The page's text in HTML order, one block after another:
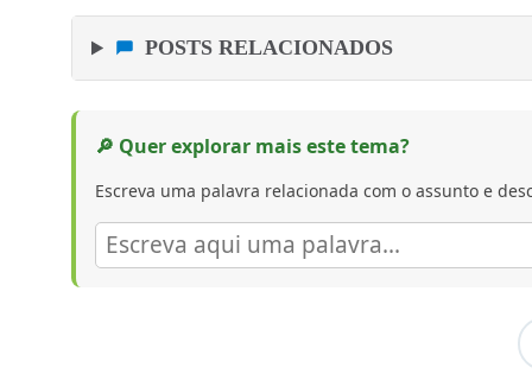
POSTS RELACIONADOS
🔎 Quer explorar mais este tema?
Escreva uma palavra relacionada com o assunto e